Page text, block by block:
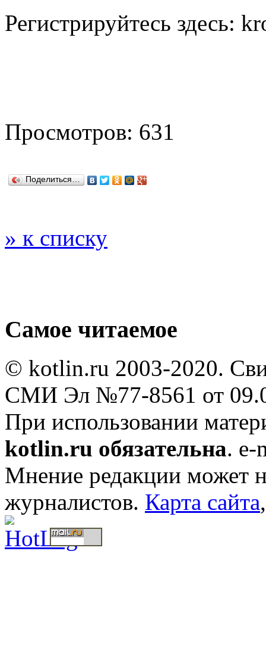
Регистрируйтесь здесь:
Просмотров: 631
Поделиться…
» к списку
Самое читаемое
© kotlin.ru 2003-2020.
СМИ Эл №77-8561 от
При использовании
kotlin.ru обязательна. e-
Мнение редакции может
журналистов. Карта сайта